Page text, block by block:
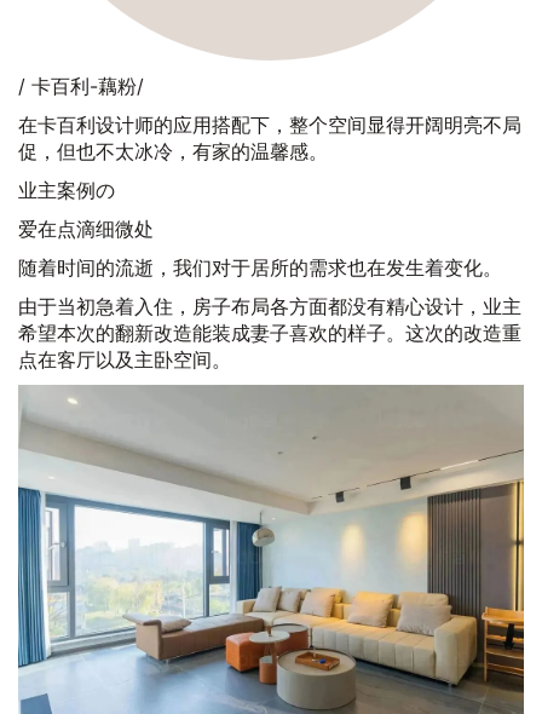
/ 卡百利-藕粉/
在卡百利设计师的应用搭配下，整个空间显得开阔明亮不局
促，但也不太冰冷，有家的温馨感。
业主案例の
爱在点滴细微处
随着时间的流逝，我们对于居所的需求也在发生着变化。
由于当初急着入住，房子布局各方面都没有精心设计，业主
希望本次的翻新改造能装成妻子喜欢的样子。这次的改造重
点在客厅以及主卧空间。